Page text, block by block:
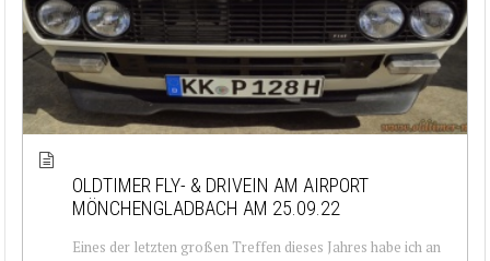
OLDTIMER FLY- & DRIVEIN AM AIRPORT
MÖNCHENGLADBACH AM 25.09.22
Eines der letzten großen Treffen dieses Jahres habe ich an